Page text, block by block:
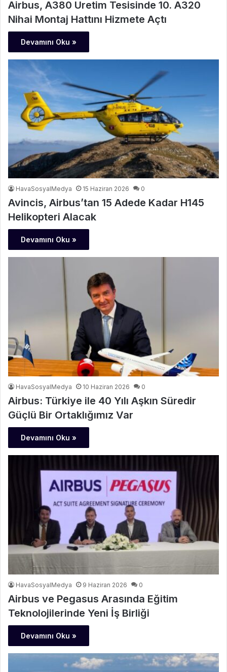
Airbus, A380 Üretim Tesisinde 10. A320
Nihai Montaj Hattını Hizmete Açtı
Devamını Oku »
HavaSosyalMedya 15 Haziran 2026 0
Avincis, Airbus’tan 15 Adede Kadar H145
Helikopteri Alacak
Devamını Oku »
HavaSosyalMedya 10 Haziran 2026 0
Airbus: Türkiye ile 40 Yılı Aşkın Süredir
Güçlü Bir Ortaklığımız Var
Devamını Oku »
HavaSosyalMedya 9 Haziran 2026 0
Airbus ve Pegasus Arasında Eğitim
Teknolojilerinde Yeni İş Birliği
Devamını Oku »